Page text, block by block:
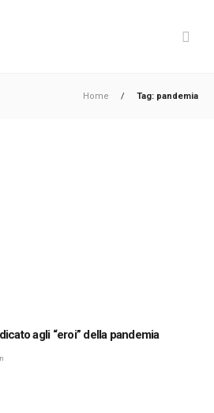
Home / Tag: pandemia
agli “eroi” della pandemia